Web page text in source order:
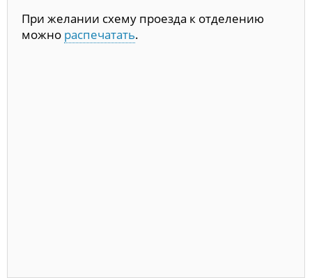
При желании схему проезда к отделению
можно распечатать.